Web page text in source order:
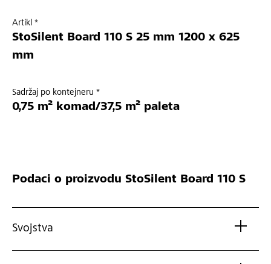
Artikl *
StoSilent Board 110 S 25 mm 1200 x 625
mm
Sadržaj po kontejneru *
0,75 m² komad/37,5 m² paleta
Podaci o proizvodu StoSilent Board 110 S
Svojstva